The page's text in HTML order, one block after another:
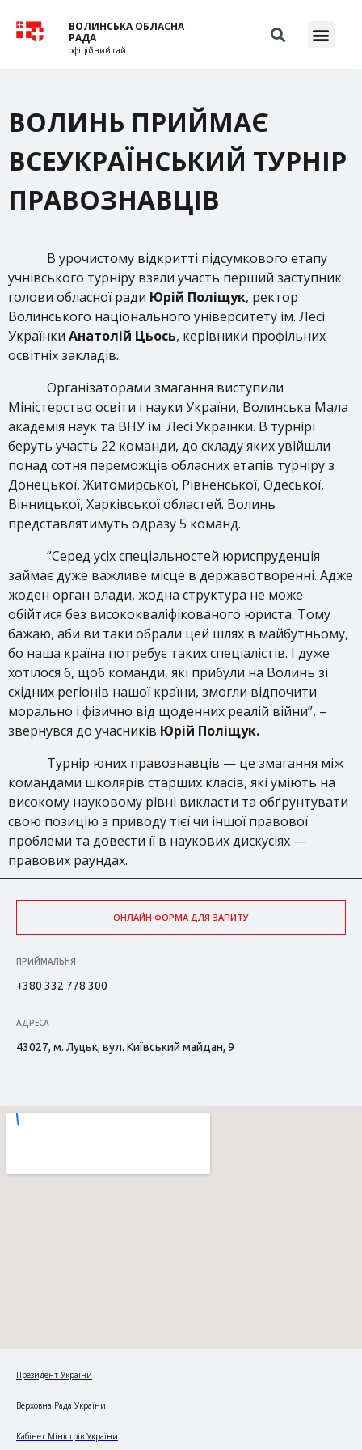
ВОЛИНСЬКА ОБЛАСНА
РАДА
офіційний сайт
ВОЛИНЬ ПРИЙМАЄ
ВСЕУКРАЇНСЬКИЙ ТУРНІР
ПРАВОЗНАВЦІВ
В урочистому відкритті підсумкового етапу
учнівського турніру взяли участь перший заступник
голови обласної ради Юрій Поліщук, ректор
Волинського національного університету ім. Лесі
Українки Анатолій Цьось, керівники профільних
освітніх закладів.
Організаторами змагання виступили
Міністерство освіти і науки України, Волинська Мала
академія наук та ВНУ ім. Лесі Українки. В турнірі
беруть участь 22 команди, до складу яких увійшли
понад сотня переможців обласних етапів турніру з
Донецької, Житомирської, Рівненської, Одеської,
Вінницької, Харківської областей. Волинь
представлятимуть одразу 5 команд.
“Серед усіх спеціальностей юриспруденція
займає дуже важливе місце в державотворенні. Адже
жоден орган влади, жодна структура не може
обійтися без висококваліфікованого юриста. Тому
бажаю, аби ви таки обрали цей шлях в майбутньому,
бо наша країна потребує таких спеціалістів. І дуже
хотілося б, щоб команди, які прибули на Волинь зі
східних регіонів нашої країни, змогли відпочити
морально і фізично від щоденних реалій війни”, –
звернувся до учасників Юрій Поліщук.
Турнір юних правознавців — це змагання між
командами школярів старших класів, які уміють на
високому науковому рівні викласти та обґрунтувати
свою позицію з приводу тієї чи іншої правової
проблеми та довести її в наукових дискусіях —
правових раундах.
ОНЛАЙН ФОРМА ДЛЯ ЗАПИТУ
ПРИЙМАЛЬНЯ
+380 332 778 300
АДРЕСА
43027, м. Луцьк, вул. Київський майдан, 9
Президент України
Верховна Рада України
Кабінет Міністрів України